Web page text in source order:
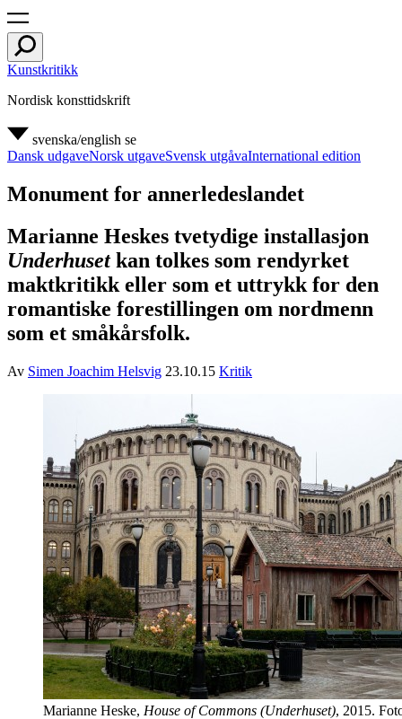
Kunstkritikk
Nordisk konsttidskrift
svenska/english se
Dansk udgaveNorsk utgaveSvensk utgåvaInternational edition
Monument for annerledeslandet
Marianne Heskes tvetydige installasjon
Underhusetkan tolkes som rendyrket
maktkritikk eller som et uttrykk for den
romantiske forestillingen om nordmenn
som et småkårsfolk.
Av Simen Joachim Helsvig 23.10.15 Kritik
Marianne Heske, House of Commons (Underhuset), 2015.